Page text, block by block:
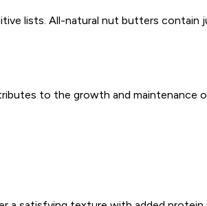
lists. All-natural nut butters
to the growth and maintenance